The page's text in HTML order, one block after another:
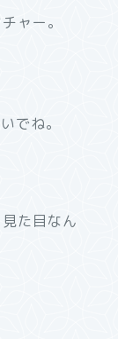
ャー。
でね。
た目なん